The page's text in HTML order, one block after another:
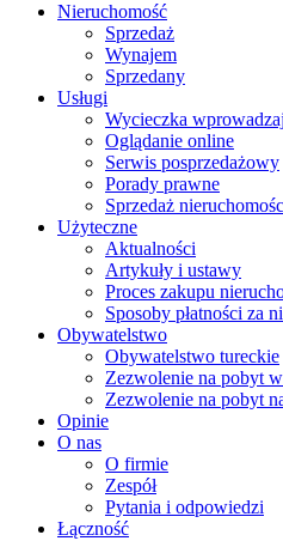
Nieruchomość
Sprzedaż
Wynajem
Sprzedany
Usługi
Wycieczka
Oglądanie online
Serwis posprzedażowy
Porady prawne
Sprzedaż
Użyteczne
Aktualności
Artykuły i ustawy
Proces zakupu
Sposoby płatności za
Obywatelstwo
Obywatelstwo tureckie
Zezwolenie na pobyt
Zezwolenie na pobyt
Opinie
O nas
O firmie
Zespół
Pytania i odpowiedzi
Łączność